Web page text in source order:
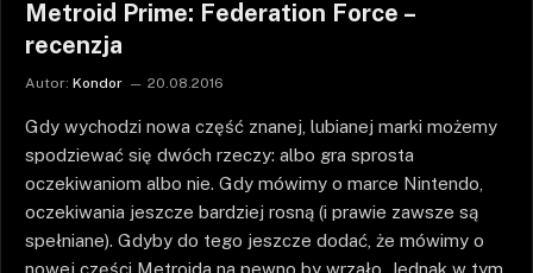
Metroid Prime: Federation Force –
recenzja
Autor: Kondor 20.08.2016
Gdy wychodzi nowa część znanej, lubianej marki możemy
spodziewać się dwóch rzeczy: albo gra sprosta
oczekiwaniom albo nie. Gdy mówimy o marce Nintendo,
oczekiwania jeszcze bardziej rosną (i prawie zawsze są
spełniane). Gdyby do tego jeszcze dodać, że mówimy o
nowej części Metroida na pewno by wrzało. Jednak w tym